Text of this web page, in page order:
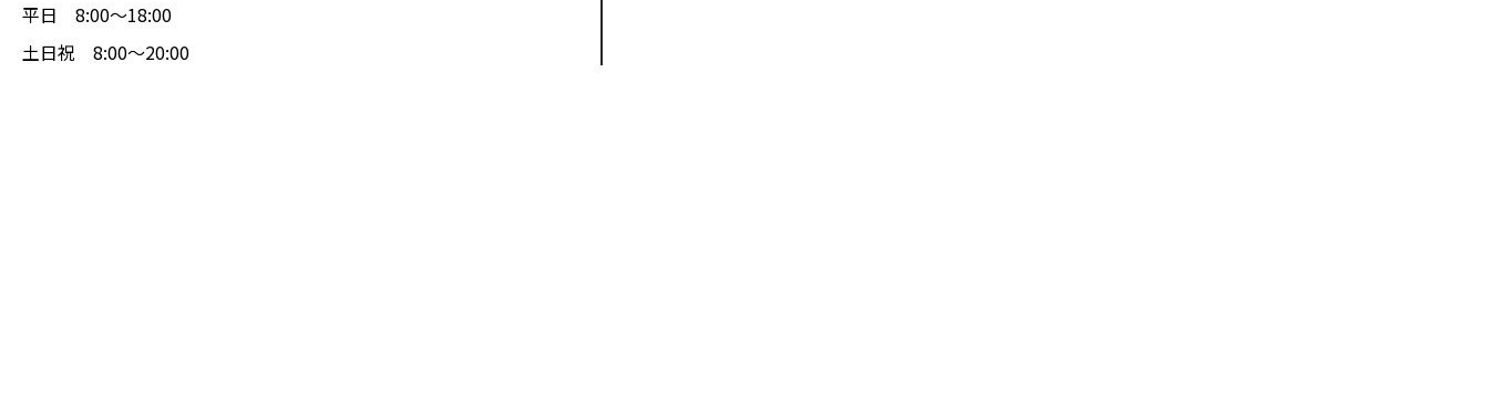
平日 8:00〜18:00
土日祝 8:00〜20:00